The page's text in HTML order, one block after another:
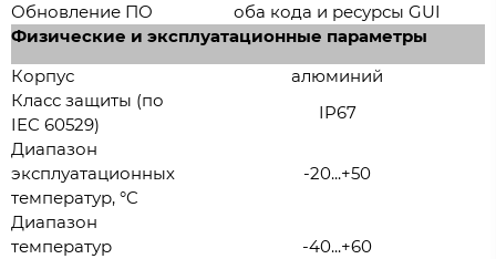
Обновление ПО
оба кода и ресурсы GUI
Физические и эксплуатационные параметры
Корпус
алюминий
Класс защиты (по
IEC 60529)
IP67
Диапазон
эксплуатационных
температур, °C
-20...+50
Диапазон
температур
-40...+60